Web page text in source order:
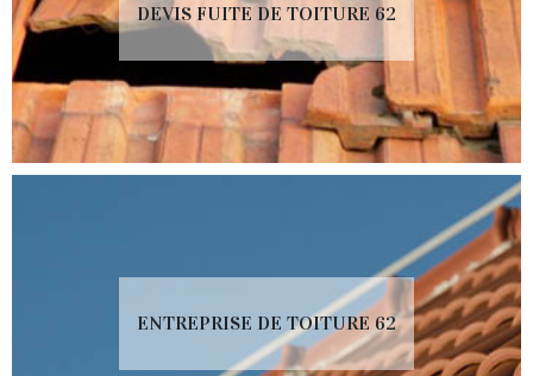
DEVIS FUITE DE TOITURE 62
ENTREPRISE DE TOITURE 62